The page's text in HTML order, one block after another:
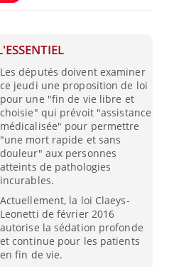
Les députés doivent examiner
ce jeudi une proposition de loi
pour une "fin de vie libre et
choisie" qui prévoit "assistance
médicalisée" pour permettre
"une mort rapide et sans
douleur" aux personnes
atteints de pathologies
incurables.
Actuellement, la loi Claeys-
Leonetti de février 2016
autorise la sédation profonde
et continue pour les patients
en fin de vie.